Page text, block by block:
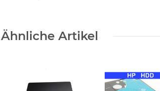
Ähnliche Artikel